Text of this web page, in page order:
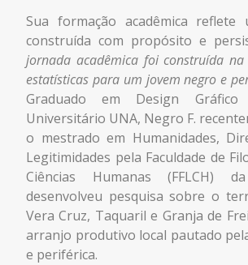
Sua formação acadêmica reflete
construída com propósito e
jornada acadêmica foi construída
estatísticas para um jovem negro e
Graduado em Design
Universitário UNA, Negro F.
o mestrado em Humanidades,
Legitimidades pela Faculdade de
Ciências Humanas (FFLCH)
desenvolveu pesquisa sobre o
Vera Cruz, Taquaril e Granja de
arranjo produtivo local pautado
e periférica.